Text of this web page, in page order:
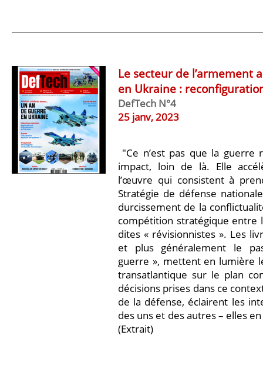
Le secteur de l’armement
en Ukraine :
DefTech N°4
25 janv, 2023
"Ce n’est pas que la guerre
impact, loin de là. Elle
l’œuvre qui consistent à
Stratégie de défense
durcissement de la
compétition stratégique entre
dites « révisionnistes ». Les
et plus généralement le
guerre », mettent en lumière
transatlantique sur le plan
décisions prises dans ce
de la défense, éclairent les
des uns et des autres – elles
(Extrait)